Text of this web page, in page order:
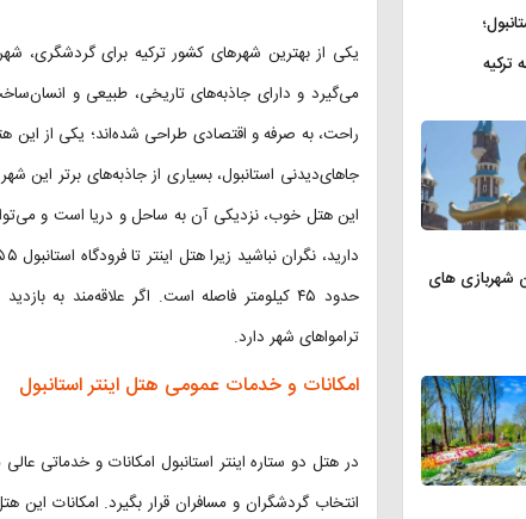
یکی از بهترین شهر‌های کشور ترکیه برای گردشگری،
می‌گیرد و دارای جاذبه‌های تاریخی، طبیعی و
راحت، به صرفه و اقتصادی طراحی شده‌اند؛ یکی از این
جاهای‌دیدنی استانبول، بسیاری از جاذبه‌های برتر این
این هتل خوب، نزدیکی آن به ساحل و دریا است و می‌توانید
حدود ۴۵ کیلومتر فاصله است. اگر علاقه‌مند
تراموا‌های شهر دارد.
امکانات و خدمات عمومی هتل اینتر استانبول
در هتل دو ستاره اینتر استانبول امکانات و خدماتی
انتخاب گردشگران و مسافران قرار بگیرد. امکانات این
شهربازی های